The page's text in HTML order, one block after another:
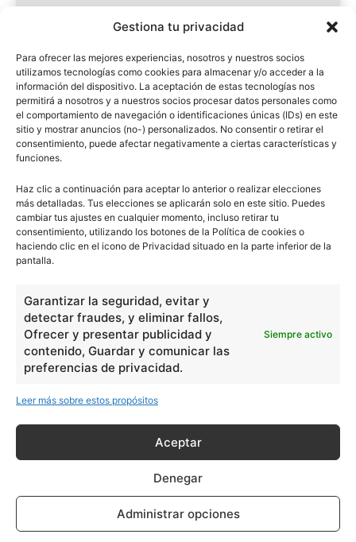
Gestiona tu privacidad
Para ofrecer las mejores experiencias, nosotros y nuestros socios
utilizamos tecnologías como cookies para almacenar y/o acceder a la
información del dispositivo. La aceptación de estas tecnologías nos
permitirá a nosotros y a nuestros socios procesar datos personales como
el comportamiento de navegación o identificaciones únicas (IDs) en este
sitio y mostrar anuncios (no-) personalizados. No consentir o retirar el
consentimiento, puede afectar negativamente a ciertas características y
funciones.
Haz clic a continuación para aceptar lo anterior o realizar elecciones
más detalladas. Tus elecciones se aplicarán solo en este sitio. Puedes
cambiar tus ajustes en cualquier momento, incluso retirar tu
consentimiento, utilizando los botones de la Política de cookies o
haciendo clic en el icono de Privacidad situado en la parte inferior de la
pantalla.
Garantizar la seguridad, evitar y
detectar fraudes, y eliminar fallos,
Ofrecer y presentar publicidad y
contenido, Guardar y comunicar las
preferencias de privacidad.
Siempre activo
Leer más sobre estos propósitos
Aceptar
Denegar
Administrar opciones
Vaticano
VARIOS 12 OCTUBRE, 2018